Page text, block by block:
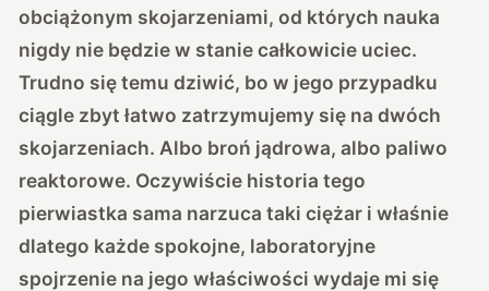
obciążonym skojarzeniami, od których nauka
nigdy nie będzie w stanie całkowicie uciec.
Trudno się temu dziwić, bo w jego przypadku
ciągle zbyt łatwo zatrzymujemy się na dwóch
skojarzeniach. Albo broń jądrowa, albo paliwo
reaktorowe. Oczywiście historia tego
pierwiastka sama narzuca taki ciężar i właśnie
dlatego każde spokojne, laboratoryjne
spojrzenie na jego właściwości wydaje mi się